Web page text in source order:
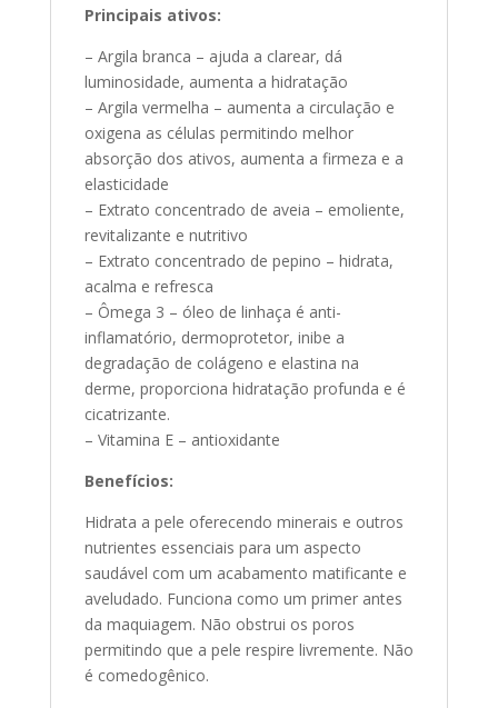
Principais ativos:
– Argila branca – ajuda a clarear, dá
luminosidade, aumenta a hidratação
– Argila vermelha – aumenta a circulação e
oxigena as células permitindo melhor
absorção dos ativos, aumenta a firmeza e a
elasticidade
– Extrato concentrado de aveia – emoliente,
revitalizante e nutritivo
– Extrato concentrado de pepino – hidrata,
acalma e refresca
– Ômega 3 – óleo de linhaça é anti-
inflamatório, dermoprotetor, inibe a
degradação de colágeno e elastina na
derme, proporciona hidratação profunda e é
cicatrizante.
– Vitamina E – antioxidante
Benefícios:
Hidrata a pele oferecendo minerais e outros
nutrientes essenciais para um aspecto
saudável com um acabamento matificante e
aveludado. Funciona como um primer antes
da maquiagem. Não obstrui os poros
permitindo que a pele respire livremente. Não
é comedogênico.